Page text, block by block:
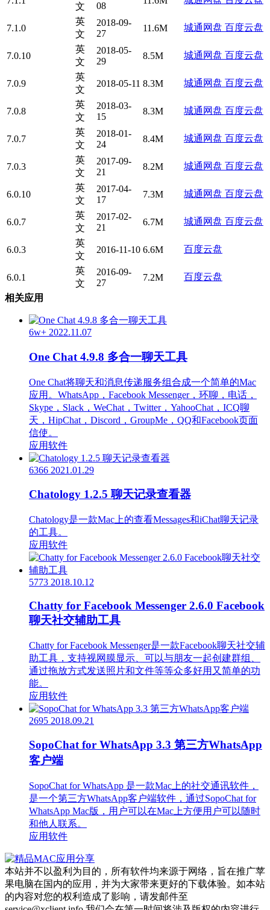
文
08
7.1.0
英
文
2018-09-
27
11.6M 城通网盘 百度云盘
7.0.10
英
文
2018-05-
29
8.5M 城通网盘 百度云盘
7.0.9
英
文
2018-05-11 8.3M 城通网盘 百度云盘
7.0.8
英
文
2018-03-
15
8.3M 城通网盘 百度云盘
7.0.7
英
文
2018-01-
24
8.4M 城通网盘 百度云盘
7.0.3
英
文
2017-09-
21
8.2M 城通网盘 百度云盘
6.0.10
英
文
2017-04-
17
7.3M 城通网盘 百度云盘
6.0.7
英
文
2017-02-
21
6.7M 城通网盘 百度云盘
6.0.3
英
文
2016-11-10 6.6M 百度云盘
6.0.1
英
文
2016-09-
27
7.2M 百度云盘
相关应用
6w+ 2022.11.07
One Chat 4.9.8 多合一聊天工具
One Chat将聊天和消息传递服务组合成一个简单的Mac
应用。WhatsApp，Facebook Messenger，环聊，电话，
Skype，Slack，WeChat，Twitter，YahooChat，ICQ聊
天，HipChat，Discord，GroupMe，QQ和Facebook页面
信使。
应用软件
6366 2021.01.29
Chatology 1.2.5 聊天记录查看器
Chatology是一款Mac上的查看Messages和iChat聊天记录
的工具。
应用软件
5773 2018.10.12
Chatty for Facebook Messenger 2.6.0 Facebook
聊天社交辅助工具
Chatty for Facebook Messenger是一款Facebook聊天社交辅
助工具，支持视网膜显示、可以与朋友一起创建群组、
通过拖放方式发送照片和文件等等众多好用又简单的功
能。
应用软件
2695 2018.09.21
SopoChat for WhatsApp 3.3 第三方WhatsApp
客户端
SopoChat for WhatsApp 是一款Mac上的社交通讯软件，
是一个第三方WhatsApp客户端软件，通过SopoChat for
WhatsApp Mac版，用户可以在Mac上方便用户可以随时
和他人联系。
应用软件
本站并不以盈利为目的，所有软件均来源于网络，旨在推广苹
果电脑在国内的应用，并为大家带来更好的下载体验。如本站
的内容对您的权利造成了影响，请发邮件至